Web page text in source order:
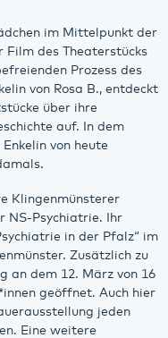
im Mittelpunkt der
Film des Theaterstücks
Prozess des
von Rosa B., entdeckt
über ihre
auf. In dem
von heute
Klingenmünsterer
NS-Psychiatrie. Ihr
in der Pfalz“ im
Zusätzlich zu
an dem 12. März von 16
geöffnet. Auch hier
jeden
Eine weitere